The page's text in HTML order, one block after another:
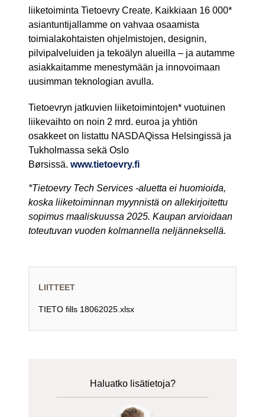
liiketoiminta Tietoevry Create. Kaikkiaan 16 000*
asiantuntijallamme on vahvaa osaamista
toimialakohtaisten ohjelmistojen, designin,
pilvipalveluiden ja tekoälyn alueilla – ja autamme
asiakkaitamme menestymään ja innovoimaan
uusimman teknologian avulla.
Tietoevryn jatkuvien liiketoimintojen* vuotuinen
liikevaihto on noin 2 mrd. euroa ja yhtiön
osakkeet on listattu NASDAQissa Helsingissä ja
Tukholmassa sekä Oslo
Børsissä. www.tietoevry.fi
*Tietoevry Tech Services -aluetta ei huomioida,
koska liiketoiminnan myynnistä on allekirjoitettu
sopimus maaliskuussa 2025. Kaupan arvioidaan
toteutuvan vuoden kolmannella neljänneksellä.
LIITTEET
TIETO fills 18062025.xlsx
Haluatko lisätietoja?